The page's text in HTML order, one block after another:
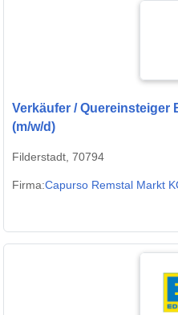
Verkäufer / Quereinsteiger
(m/w/d)
Filderstadt, 70794
Firma:Capurso Remstal Markt